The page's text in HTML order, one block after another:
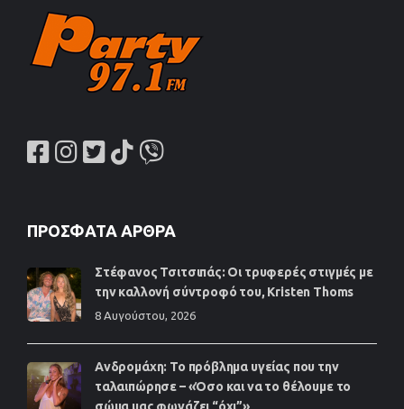
ΠΡΌΣΦΑΤΑ ΆΡΘΡΑ
Στέφανος Τσιτσιπάς: Οι τρυφερές στιγμές με
την καλλονή σύντροφό του, Kristen Thoms
8 Αυγούστου, 2026
Ανδρομάχη: Το πρόβλημα υγείας που την
ταλαιπώρησε – «Όσο και να το θέλουμε το
σώμα μας φωνάζει “όχι”»